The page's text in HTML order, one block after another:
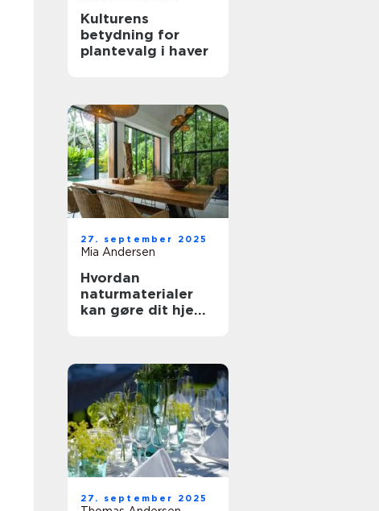
Kulturens
betydning for
plantevalg i haver
27. september 2025
Mia Andersen
Hvordan
naturmaterialer
kan gøre dit hjem
27. september 2025